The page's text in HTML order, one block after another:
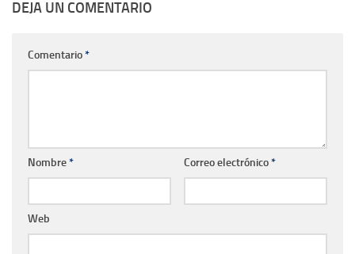
DEJA UN COMENTARIO
Comentario*
Nombre* Correo electrónico*
Web